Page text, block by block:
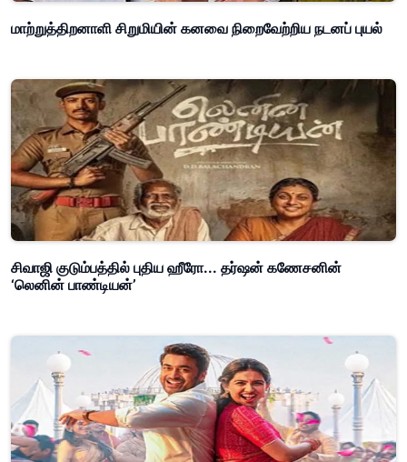
மாற்றுத்திறனாளி சிறுமியின் கனவை நிறைவேற்றிய நடனப் புயல்
சிவாஜி குடும்பத்தில் புதிய ஹீரோ... தர்ஷன் கணேசனின்
‘லெனின் பாண்டியன்’